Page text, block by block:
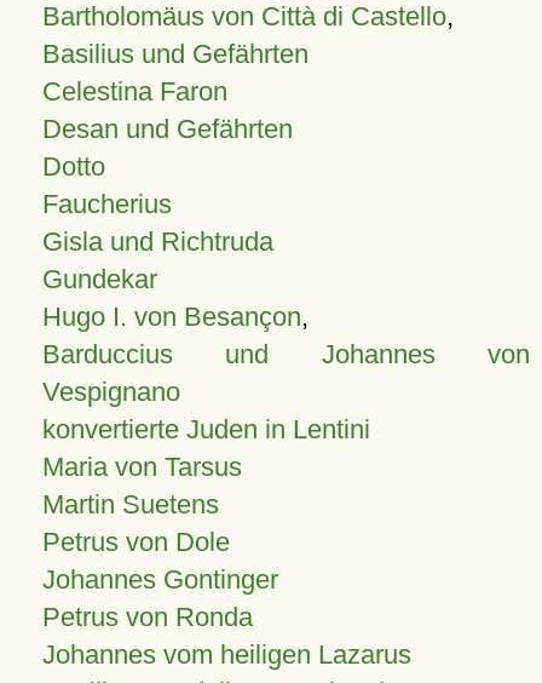
Bartholomäus von Città di Castello,
Basilius und Gefährten
Celestina Faron
Desan und Gefährten
Dotto
Faucherius
Gisla und Richtruda
Gundekar
Hugo I. von Besançon,
Barduccius und Johannes von
Vespignano
konvertierte Juden in Lentini
Maria von Tarsus
Martin Suetens
Petrus von Dole
Johannes Gontinger
Petrus von Ronda
Johannes vom heiligen Lazarus